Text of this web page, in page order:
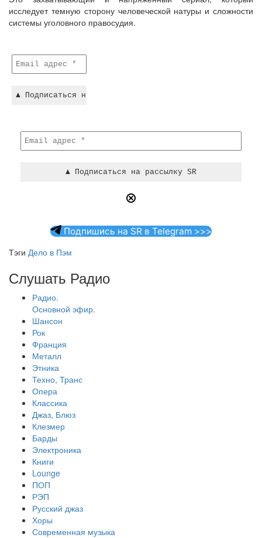
исследует темную сторону человеческой натуры и сложности
системы уголовного правосудия.
Подпишись на SR в Telegram >>>
Тэги Дело в Пэм
Слушать Радио
Радио.
Основной эфир.
Шансон
Рок
Франция
Металл
Этника
Техно, Транс
Опера
Классика
Джаз, Блюз
Клезмер
Барды
Электроника
Книги
Lounge
ПОП
РЭП
Русский джаз
Хоры
Современная музыка